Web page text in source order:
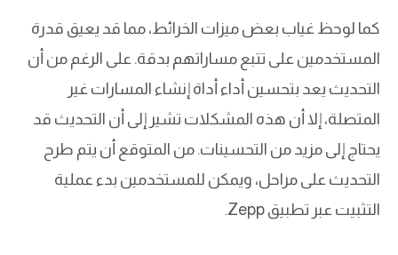
كما لوحظ غياب بعض ميزات الخرائط، مما قد يعيق قدرة
المستخدمين على تتبع مساراتهم بدقة. على الرغم من أن
التحديث يعد بتحسين أداء أداة إنشاء المسارات غير
المتصلة، إلا أن هذه المشكلات تشير إلى أن التحديث قد
يحتاج إلى مزيد من التحسينات. من المتوقع أن يتم طرح
التحديث على مراحل، ويمكن للمستخدمين بدء عملية
التثبيت عبر تطبيق Zepp.